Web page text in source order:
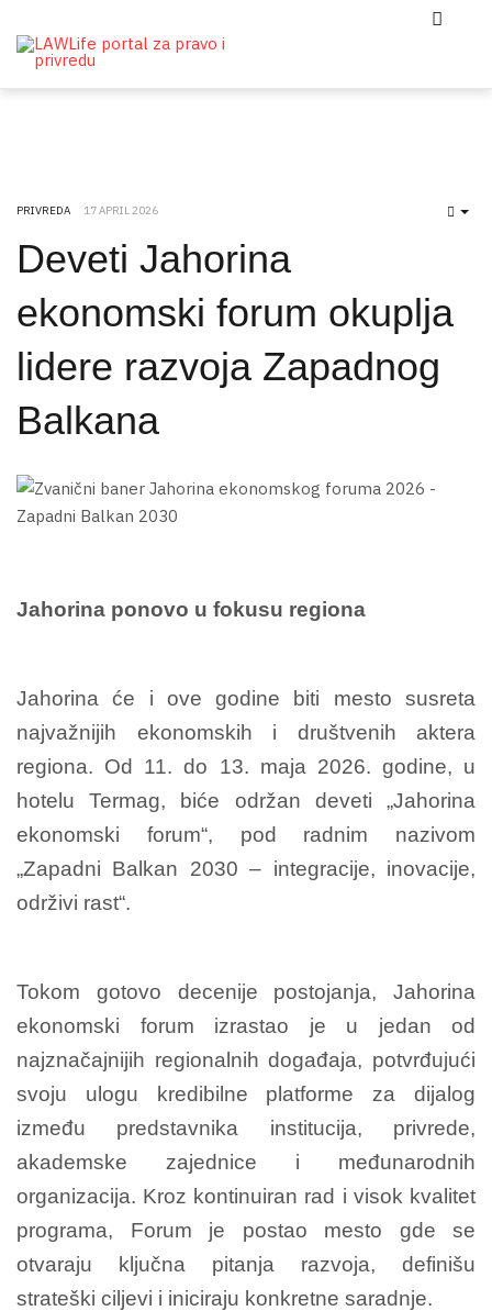
PRIVREDA 17 APRIL 2026
Deveti Jahorina
ekonomski forum okuplja
lidere razvoja Zapadnog
Balkana
Jahorina ponovo u fokusu regiona
Jahorina će i ove godine biti mesto susreta
najvažnijih ekonomskih i društvenih aktera
regiona. Od 11. do 13. maja 2026. godine, u
hotelu Termag, biće održan deveti „Jahorina
ekonomski forum“, pod radnim nazivom
„Zapadni Balkan 2030 – integracije, inovacije,
održivi rast“.
Tokom gotovo decenije postojanja, Jahorina
ekonomski forum izrastao je u jedan od
najznačajnijih regionalnih događaja, potvrđujući
svoju ulogu kredibilne platforme za dijalog
između predstavnika institucija, privrede,
akademske zajednice i međunarodnih
organizacija. Kroz kontinuiran rad i visok kvalitet
programa, Forum je postao mesto gde se
otvaraju ključna pitanja razvoja, definišu
strateški ciljevi i iniciraju konkretne saradnje.